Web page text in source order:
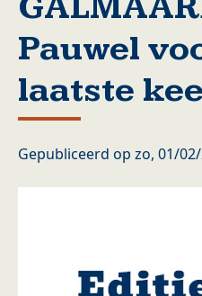
Pauwel
laatste
Gepubliceerd op zo, 01/